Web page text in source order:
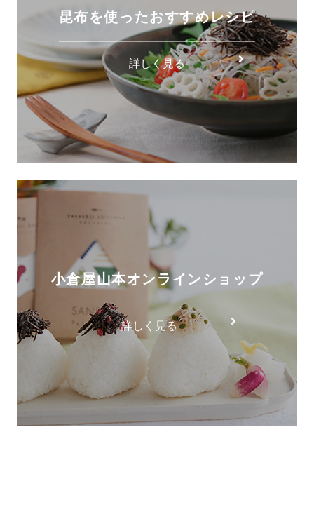
昆布を使ったおすすめレシピ
詳しく見る
小倉屋山本オンラインショップ
詳しく見る